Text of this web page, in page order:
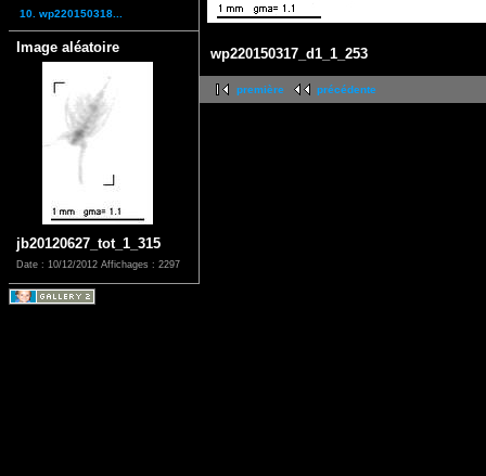
10. wp220150318...
Image aléatoire
jb20120627_tot_1_315
Date : 10/12/2012 Affichages : 2297
wp220150317_d1_1_253
première précédente